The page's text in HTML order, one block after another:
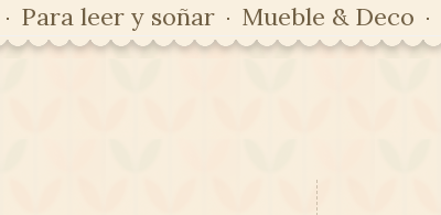
Para leer y soñar Mueble & Deco